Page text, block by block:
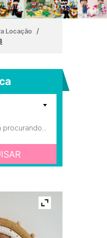
Locação /